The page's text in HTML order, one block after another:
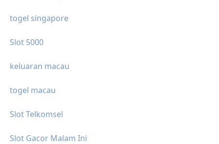
togel singapore
Slot 5000
keluaran macau
togel macau
Slot Telkomsel
Slot Gacor Malam Ini